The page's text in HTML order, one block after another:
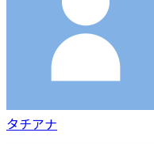
タチアナ